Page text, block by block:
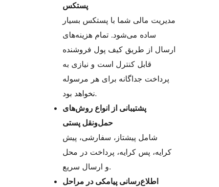
پستکس
مدیریت مالی شما با پستکس بسیار
ساده می‌شود. تمام هزینه‌های
ارسال از طریق کیف پول فروشنده
قابل کنترل است و نیازی به
پرداخت جداگانه برای هر مرسوله
نخواهد بود.
پشتیبانی از انواع روش‌های
حمل‌ونقل پستی
شامل پیشتاز، سفارشی، پیش
کرایه، پس کرایه، پرداخت در محل
و ارسال سریع.
اطلاع‌رسانی پیامکی در مراحل